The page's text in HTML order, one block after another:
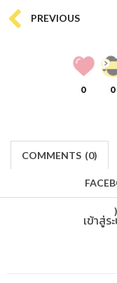
PREVIOUS
0 0
COMMENTS (0)
)
เข้าสู่